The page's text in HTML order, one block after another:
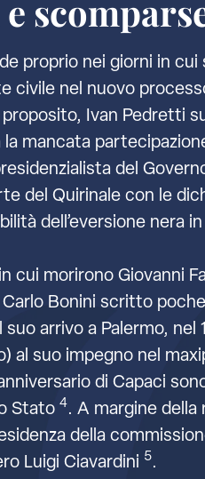
proprio nei giorni in
nel nuovo
Ivan Pedretti
mancata
del
del Quirinale con le
dell’eversione nera in
cui morirono Giovanni
Bonini scritto
arrivo a Palermo,
al suo impegno nel
di Capaci
Stato 4. A margine
della
Luigi Ciavardini 5.